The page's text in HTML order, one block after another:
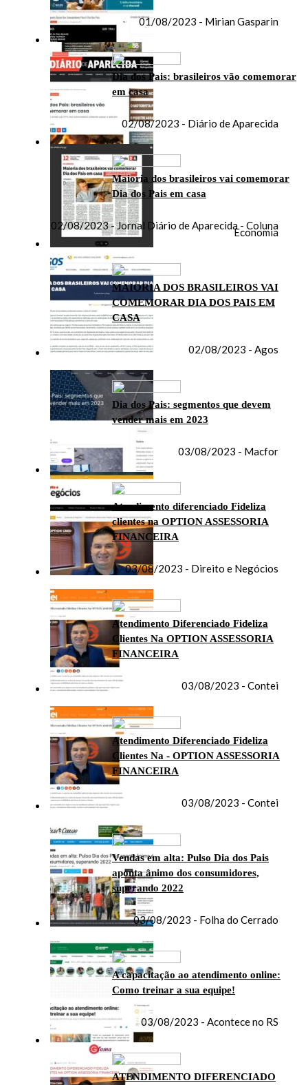
01/08/2023 - Mirian Gasparin
Dia dos Pais: brasileiros vão comemorar
em casa
02/08/2023 - Diário de Aparecida
Maioria dos brasileiros vai comemorar
Dia dos Pais em casa
02/08/2023 - Jornal Diário de Aparecida - Coluna
Economia
MAIORIA DOS BRASILEIROS VAI
COMEMORAR DIA DOS PAIS EM
CASA
02/08/2023 - Agos
Dia dos Pais: segmentos que devem
vender mais em 2023
03/08/2023 - Macfor
Atendimento diferenciado Fideliza
clientes na OPTION ASSESSORIA
FINANCEIRA
03/08/2023 - Direito e Negócios
Atendimento Diferenciado Fideliza
Clientes Na OPTION ASSESSORIA
FINANCEIRA
03/08/2023 - Contei
Atendimento Diferenciado Fideliza
Clientes Na - OPTION ASSESSORIA
FINANCEIRA
03/08/2023 - Contei
Vendas em alta: Pulso Dia dos Pais
aponta ânimo dos consumidores,
superando 2022
03/08/2023 - Folha do Cerrado
A capacitação ao atendimento online:
Como treinar a sua equipe!
03/08/2023 - Acontece no RS
ATENDIMENTO DIFERENCIADO